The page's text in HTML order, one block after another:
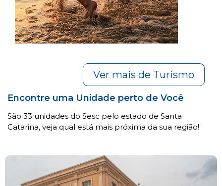
Ver mais de Turismo
Encontre uma Unidade perto de Você
São 33 unidades do Sesc pelo estado de Santa
Catarina, veja qual está mais próxima da sua região!